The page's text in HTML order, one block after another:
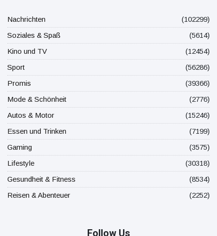
Nachrichten
(102299)
Soziales & Spaß
(5614)
Kino und TV
(12454)
Sport
(56286)
Promis
(39366)
Mode & Schönheit
(2776)
Autos & Motor
(15246)
Essen und Trinken
(7199)
Gaming
(3575)
Lifestyle
(30318)
Gesundheit & Fitness
(8534)
Reisen & Abenteuer
(2252)
Follow Us